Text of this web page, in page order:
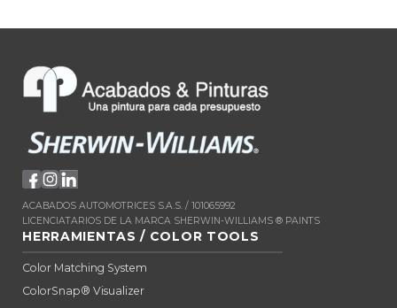
ACABADOS AUTOMOTRICES S.A.S. / 101065992
LICENCIATARIOS DE LA MARCA SHERWIN-WILLIAMS ® PAINTS
HERRAMIENTAS / COLOR TOOLS
Color Matching System
ColorSnap® Visualizer